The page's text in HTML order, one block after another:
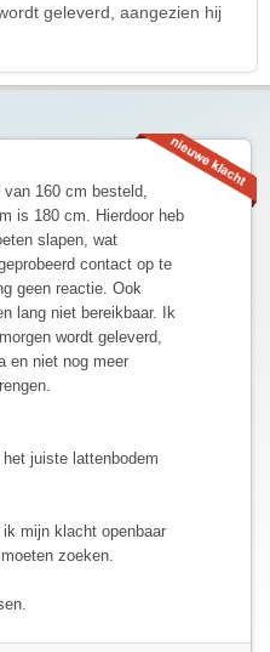
geleverd, aangezien hij
160 cm besteld,
is 180 cm. Hierdoor heb
slapen, wat
contact op te
geen reactie. Ook
lang niet bereikbaar. Ik
wordt geleverd,
en niet nog meer
juiste lattenbodem
mijn klacht openbaar
zoeken.